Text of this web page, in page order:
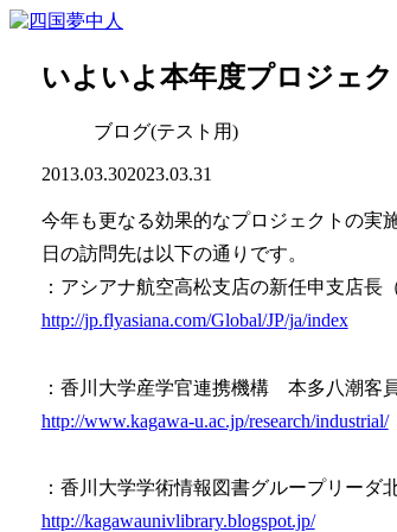
いよいよ本年度プロジェ
ブログ(テスト用)
2013.03.302023.03.31
今年も更なる効果的なプロジェクトの実
日の訪問先は以下の通りです。
：アシアナ航空高松支店の新任申支店長
http://jp.flyasiana.com/Global/JP/ja/index
：香川大学産学官連携機構 本多八潮客
http://www.kagawa-u.ac.jp/research/industrial/
：香川大学学術情報図書グループリーダ
http://kagawaunivlibrary.blogspot.jp/